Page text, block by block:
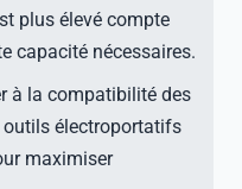
plus élevé compte
capacité nécessaires.
à la compatibilité des
outils électroportatifs
maximiser